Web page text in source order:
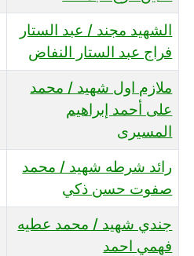
الشهيد مجند / عبد الستار
فراج عبد الستار النفاض
ملازم اول شهيد / محمد
على أحمد إبراهيم
المسيرى
رائد شرطه شهيد / محمد
صفوت حسن ذكي
جندي شهيد / محمد عطيه
فهمي احمد